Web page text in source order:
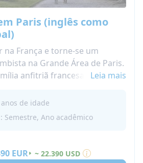
Paris (inglês como
na França e torne-se um
na Grande Área de Paris.
anfitriã francesa ou em
de ensino médio em
Você terá a oportunidade
por dentro.
Leia mais
de idade
Semestre, Ano acadêmico
EUR ~ 22.390 USD